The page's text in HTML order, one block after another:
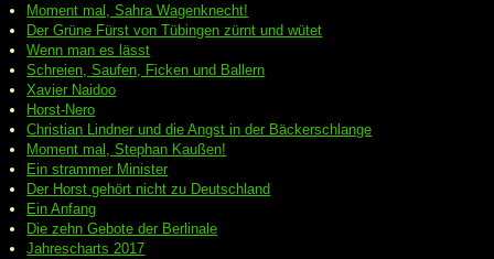
Moment mal, Sahra Wagenknecht!
Der Grüne Fürst von Tübingen zürnt und wütet
Wenn man es lässt
Schreien, Saufen, Ficken und Ballern
Xavier Naidoo
Horst-Nero
Christian Lindner und die Angst in der Bäckerschlange
Moment mal, Stephan Kaußen!
Ein strammer Minister
Der Horst gehört nicht zu Deutschland
Ein Anfang
Die zehn Gebote der Berlinale
Jahrescharts 2017